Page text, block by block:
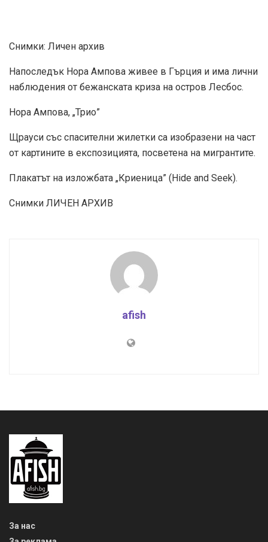
Снимки: Личен архив
Напоследък Нора Ампова живее в Гърция и има лични
наблюдения от бежанската криза на остров Лесбос.
Нора Ампова, „Трио”
Щрауси със спасителни жилетки са изобразени на част
от картините в експозицията, посветена на мигрантите.
Плакатът на изложбата „Криеница” (Hide and Seek).
Снимки ЛИЧЕН АРХИВ
afish
За нас